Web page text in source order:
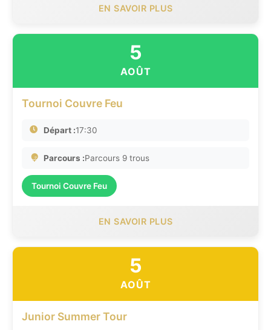
EN SAVOIR PLUS
5
AOÛT
Tournoi Couvre Feu
Départ :17:30
Parcours :Parcours 9 trous
Tournoi Couvre Feu
EN SAVOIR PLUS
5
AOÛT
Junior Summer Tour